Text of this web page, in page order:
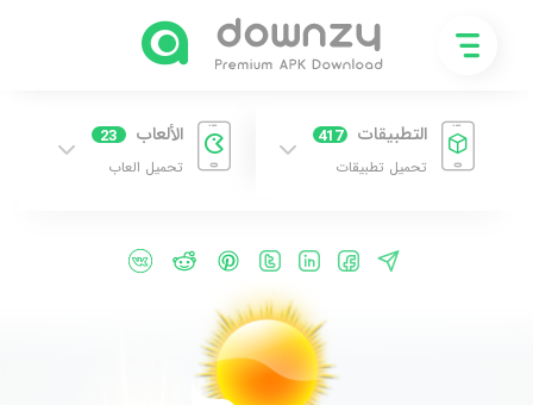
التطبيقات 417
تحميل تطبيقات
الألعاب 23
تحميل العاب